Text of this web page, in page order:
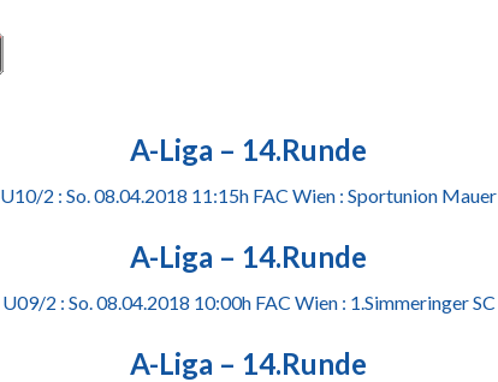
A-Liga – 14.Runde
U10/2 : So. 08.04.2018 11:15h FAC Wien : Sportunion Mauer
A-Liga – 14.Runde
U09/2 : So. 08.04.2018 10:00h FAC Wien : 1.Simmeringer SC
A-Liga – 14.Runde